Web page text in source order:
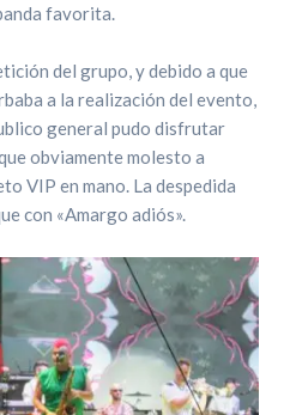
favorita.
del grupo, y debido a que
a la realización del evento,
general pudo disfrutar
obviamente molesto a
VIP en mano. La despedida
con «Amargo adiós».